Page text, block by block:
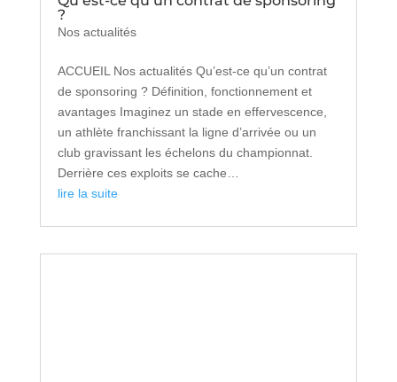
?
Nos actualités
ACCUEIL Nos actualités Qu’est-ce qu’un contrat
de sponsoring ? Définition, fonctionnement et
avantages Imaginez un stade en effervescence,
un athlète franchissant la ligne d’arrivée ou un
club gravissant les échelons du championnat.
Derrière ces exploits se cache…
lire la suite